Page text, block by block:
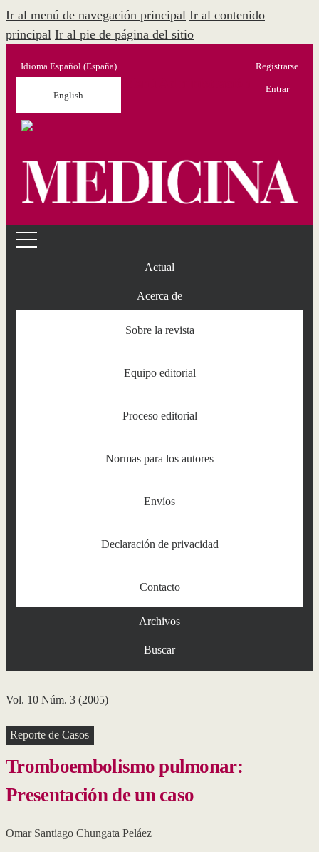
Ir al menú de navegación principal Ir al contenido
principal Ir al pie de página del sitio
Idioma Español (España)
English
Registrarse
Entrar
Actual
Acerca de
Sobre la revista
Equipo editorial
Proceso editorial
Normas para los autores
Envíos
Declaración de privacidad
Contacto
Archivos
Buscar
Vol. 10 Núm. 3 (2005)
Reporte de Casos
Tromboembolismo pulmonar:
Presentación de un caso
Omar Santiago Chungata Peláez